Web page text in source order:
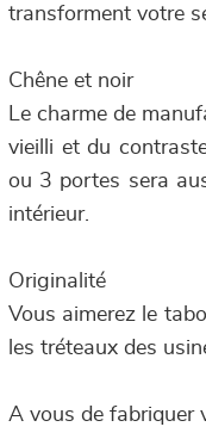
transforment votre
Chêne et noir
Le charme de
vieilli et du
ou 3 portes sera
intérieur.
Originalité
Vous aimerez le
les tréteaux des
A vous de fabriquer